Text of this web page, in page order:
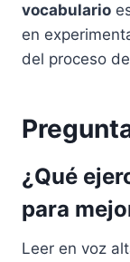
vocabulario
en
del proceso
¿Qué
para
Leer en voz